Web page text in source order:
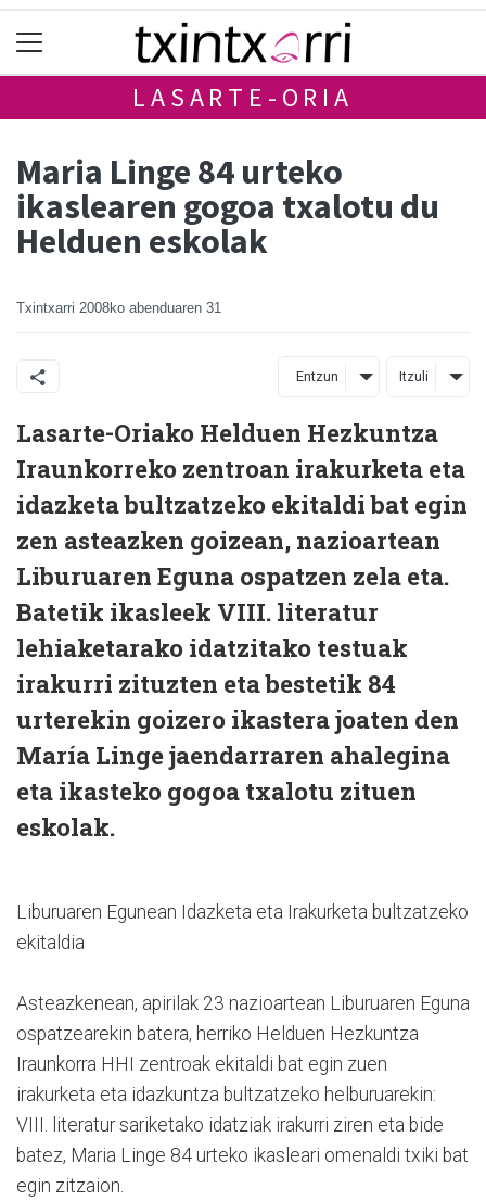
LASARTE-ORIA
Maria Linge 84 urteko
ikaslearen gogoa txalotu du
Helduen eskolak
Txintxarri 2008ko abenduaren 31
Entzun Itzuli
Lasarte-Oriako Helduen Hezkuntza
Iraunkorreko zentroan irakurketa eta
idazketa bultzatzeko ekitaldi bat egin
zen asteazken goizean, nazioartean
Liburuaren Eguna ospatzen zela eta.
Batetik ikasleek VIII. literatur
lehiaketarako idatzitako testuak
irakurri zituzten eta bestetik 84
urterekin goizero ikastera joaten den
María Linge jaendarraren ahalegina
eta ikasteko gogoa txalotu zituen
eskolak.
Liburuaren Egunean Idazketa eta Irakurketa bultzatzeko
ekitaldia
Asteazkenean, apirilak 23 nazioartean Liburuaren Eguna
ospatzearekin batera, herriko Helduen Hezkuntza
Iraunkorra HHI zentroak ekitaldi bat egin zuen
irakurketa eta idazkuntza bultzatzeko helburuarekin:
VIII. literatur sariketako idatziak irakurri ziren eta bide
batez, Maria Linge 84 urteko ikasleari omenaldi txiki bat
egin zitzaion.